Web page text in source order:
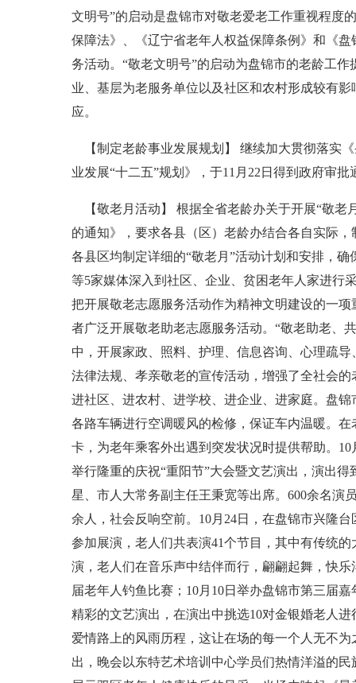
文明号”的启动是盘锦市对敬老爱老工作重视程度
保障法》、《辽宁省老年人权益保障条例》和《
务活动。“敬老文明号”的启动为盘锦市的老龄工
业、基层为老服务单位以及社区和农村形成较有
应。
【制定老龄事业发展规划】 继续加大贯彻落实
业发展“十二五”规划》，于11月22日得到政府审
【敬老月活动】 根据全省老龄办关于开展“敬老
的通知》，要求各县（区）老龄办结合各自实际
各县区均制定详细的“敬老月”活动计划和安排，
等5家媒体深入到社区、企业、贫困老年人家进行
把开展敬老志愿服务活动作为精神文明建设的一
者广泛开展敬老助老志愿服务活动。“敬老助老、
中，开展家政、照料、护理、信息咨询、心理疏
法律法规、孝亲敬老的宣传活动，增强了全社会
进社区、进农村、进学校、进企业、进家庭。盘
各路车辆进行空调暖风的检修，保证车内温暖。
卡，为老年乘客外出遇到突发状况时提供帮助。
举行隆重的庆祝“重阳节”大会暨文艺演出，演出
星、市人大常务副主任王秉宽等出席。600余名演
余人，社会反响空前。10月24日，在盘锦市兴隆
参加展演，老人们共表演41个节目，其中有传统
演，老人们在音乐声中结伴而行，翩翩起舞，快
届老年人钓鱼比赛；10月10日举办盘锦市第三届
精彩的文艺演出，在演出中挑选10对金银婚老人
爱情路上的风雨历程，这让在场的每一个人无不
出，晚会以东特艺术培训中心学员们热情洋溢的